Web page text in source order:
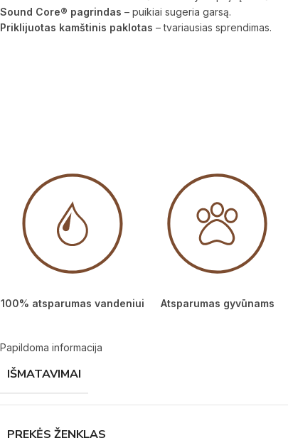
Sound Core® pagrindas – puikiai sugeria garsą.
Priklijuotas kamštinis paklotas – tvariausias sprendimas.
100% atsparumas vandeniui Atsparumas gyvūnams
Papildoma informacija
IŠMATAVIMAI
PREKĖS ŽENKLAS